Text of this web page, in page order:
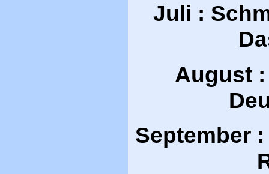
Juli :
August
September